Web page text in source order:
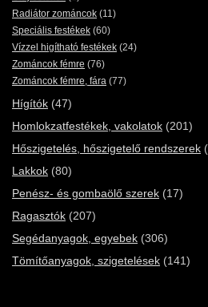
Radiátor zománcok (11)
Speciális festékek (60)
Vízzel higítható festékek (24)
Zománcok fémre (76)
Zománcok fémre, fára (77)
Hígítók (47)
Homlokzatfestékek, vakolatok (201)
Hőszigetelés, hőszigetelő rendszerek
Lakkok (80)
Penész- és gombaölő szerek (17)
Ragasztók (207)
Segédanyagok, egyebek (306)
Tömítőanyagok, szigetelések (141)